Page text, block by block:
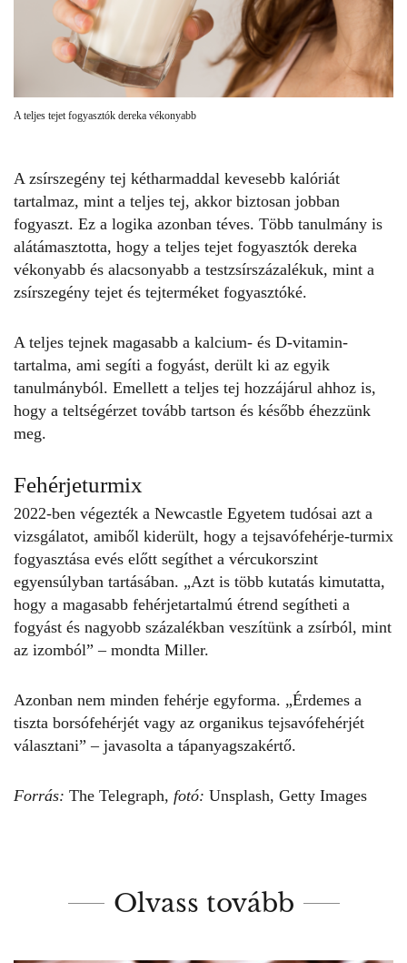
A teljes tejet fogyasztók dereka vékonyabb
A zsírszegény tej kétharmaddal kevesebb kalóriát
tartalmaz, mint a teljes tej, akkor biztosan jobban
fogyaszt. Ez a logika azonban téves. Több tanulmány is
alátámasztotta, hogy a teljes tejet fogyasztók dereka
vékonyabb és alacsonyabb a testzsírszázalékuk, mint a
zsírszegény tejet és tejterméket fogyasztóké.
A teljes tejnek magasabb a kalcium- és D-vitamin-
tartalma, ami segíti a fogyást, derült ki az egyik
tanulmányból. Emellett a teljes tej hozzájárul ahhoz is,
hogy a teltségérzet tovább tartson és később éhezzünk
meg.
Fehérjeturmix
2022-ben végezték a Newcastle Egyetem tudósai azt a
vizsgálatot, amiből kiderült, hogy a tejsavófehérje-turmix
fogyasztása evés előtt segíthet a vércukorszint
egyensúlyban tartásában. „Azt is több kutatás kimutatta,
hogy a magasabb fehérjetartalmú étrend segítheti a
fogyást és nagyobb százalékban veszítünk a zsírból, mint
az izomból” – mondta Miller.
Azonban nem minden fehérje egyforma. „Érdemes a
tiszta borsófehérjét vagy az organikus tejsavófehérjét
választani” – javasolta a tápanyagszakértő.
Forrás: The Telegraph, fotó: Unsplash, Getty Images
Olvass tovább